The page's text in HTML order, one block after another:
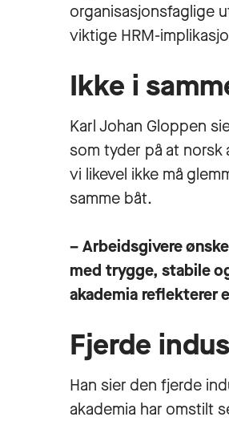
organisasjonsfaglige
viktige HRM-
Ikke i
Karl Johan Gloppen
som tyder på at
vi likevel ikke må
samme båt.
– Arbeidsgivere
med trygge, stabile
akademia reflekterer
Fjerde
Han sier den fjerde
akademia har omstilt